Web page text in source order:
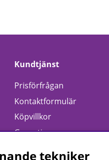
Kundtjänst
Prisförfrågan
Kontaktformulär
Köpvillkor
Garanti
tekniker